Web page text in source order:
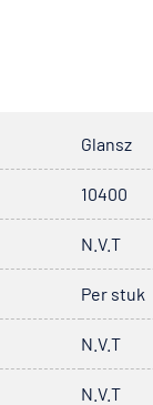
Glansz
10400
N.V.T
Per stuk
N.V.T
N.V.T